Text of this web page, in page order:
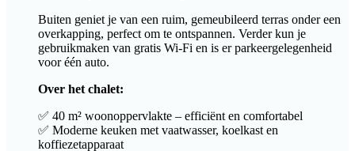
Buiten geniet je van een ruim, gemeubileerd terras onder een
overkapping, perfect om te ontspannen. Verder kun je
gebruikmaken van gratis Wi-Fi en is er parkeergelegenheid
voor één auto.
Over het chalet:
✅ 40 m² woonoppervlakte – efficiënt en comfortabel
✅ Moderne keuken met vaatwasser, koelkast en
koffiezetapparaat